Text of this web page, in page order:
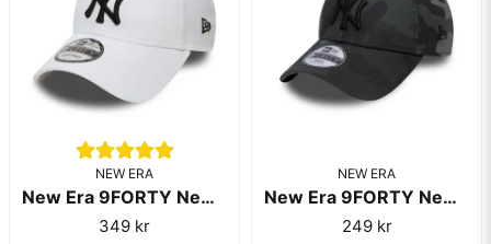
NEW ERA
New Era 9FORTY New York Yankees Essential White
349 kr
NEW ERA
New Era 9FORTY New York Yankees Kids Grey Camo
249 kr